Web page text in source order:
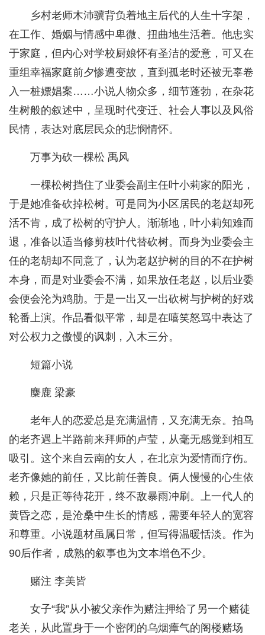
乡村老师木沛骥背负着地主后代的人生十字架，
在工作、婚姻与情感中卑微、扭曲地生活着。他忠实
于家庭，但内心对学校厨娘怀有圣洁的爱意，可又在
重组幸福家庭前夕惨遭变故，直到孤老时还被无辜卷
入一桩嫖娼案……小说人物众多，细节蓬勃，在杂花
生树般的叙述中，呈现时代变迁、社会人事以及风俗
民情，表达对底层民众的悲悯情怀。
万事为砍一棵松 禹风
一棵松树挡住了业委会副主任叶小莉家的阳光，
于是她准备砍掉松树。可是同为小区居民的老赵却死
活不肯，成了松树的守护人。渐渐地，叶小莉知难而
退，准备以适当修剪枝叶代替砍树。而身为业委会主
任的老胡却不同意了，认为老赵护树的目的不在护树
本身，而是对业委会不满，如果放任老赵，以后业委
会便会沦为鸡肋。于是一出又一出砍树与护树的好戏
轮番上演。作品看似平常，却是在嘻笑怒骂中表达了
对公权力之傲慢的讽刺，入木三分。
短篇小说
麋鹿 梁豪
老年人的恋爱总是充满温情，又充满无奈。拍鸟
的老齐遇上半路前来拜师的卢莹，从毫无感觉到相互
吸引。这个来自云南的女人，在北京为爱情而疗伤。
老齐像她的前任，又比前任善良。俩人慢慢的心生依
赖，只是正等待花开，终不敌暴雨冲刷。上一代人的
黄昏之恋，是沧桑中生长的情感，需要年轻人的宽容
和尊重。小说题材虽属日常，但写得温暖恬淡。作为
90后作者，成熟的叙事也为文本增色不少。
赌注 李美皆
女子“我”从小被父亲作为赌注押给了另一个赌徒
老关，从此置身于一个密闭的乌烟瘴气的阁楼赌场